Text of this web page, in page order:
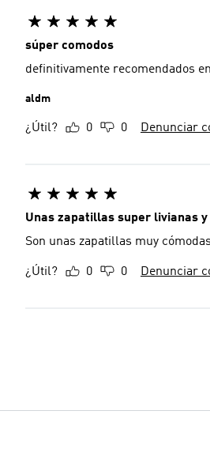
súper comodos
definitivamente recomendados
aldm
¿Útil? 0 0 Denunciar
Unas zapatillas super livianas
Son unas zapatillas muy
¿Útil? 0 0 Denunciar